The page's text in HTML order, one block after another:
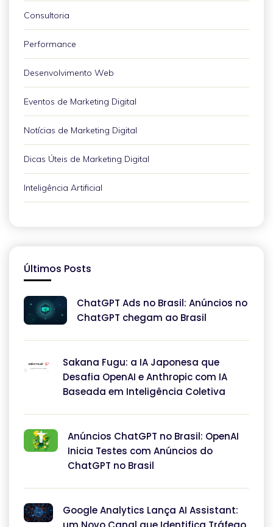
Consultoria
Performance
Desenvolvimento Web
Eventos de Marketing Digital
Notícias de Marketing Digital
Dicas Úteis de Marketing Digital
Inteligência Artificial
Últimos Posts
ChatGPT Ads no Brasil: Anúncios no
ChatGPT chegam ao Brasil
Sakana Fugu: a IA Japonesa que
Desafia OpenAI e Anthropic com IA
Baseada em Inteligência Coletiva
Anúncios ChatGPT no Brasil: OpenAI
Inicia Testes com Anúncios do
ChatGPT no Brasil
Google Analytics Lança AI Assistant: